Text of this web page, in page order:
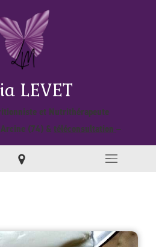
LEVET
et Nutrithérapeute
(74) & téléconsultation –